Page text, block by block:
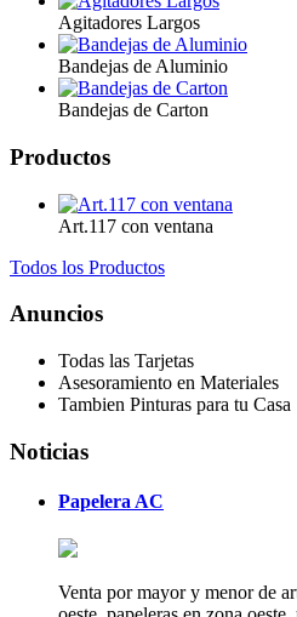
Agitadores Largos
Bandejas de Aluminio
Bandejas de Carton
Productos
Art.117 con ventana
Todos los Productos
Anuncios
Todas las Tarjetas
Asesoramiento en Materiales
Tambien Pinturas para tu Casa
Noticias
Papelera AC
Venta por mayor y menor de